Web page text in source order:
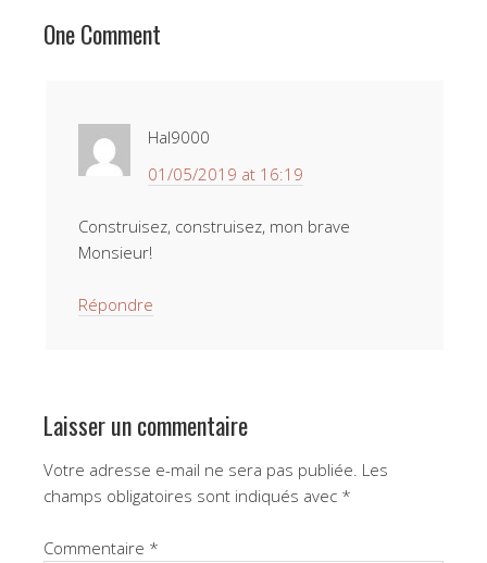
One Comment
Hal9000
01/05/2019 at 16:19
Construisez, construisez, mon brave
Monsieur!
Répondre
Laisser un commentaire
Votre adresse e-mail ne sera pas publiée. Les
champs obligatoires sont indiqués avec *
Commentaire *